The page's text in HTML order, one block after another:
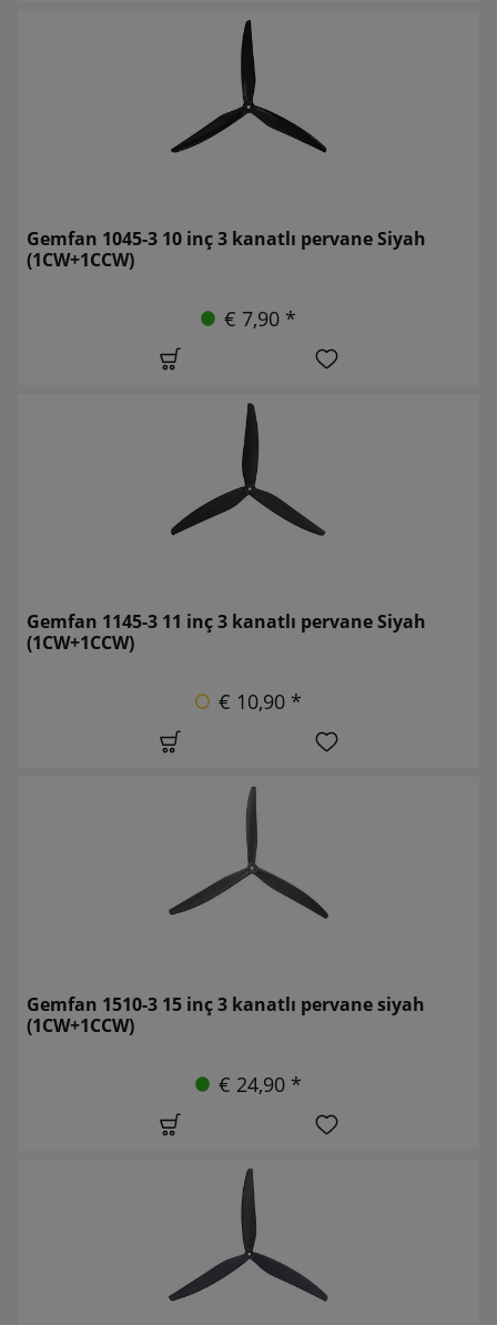
Gemfan 1045-3 10 inç 3 kanatlı pervane Siyah
(1CW+1CCW)
€ 7,90 *
Gemfan 1145-3 11 inç 3 kanatlı pervane Siyah
(1CW+1CCW)
€ 10,90 *
Gemfan 1510-3 15 inç 3 kanatlı pervane siyah
(1CW+1CCW)
€ 24,90 *